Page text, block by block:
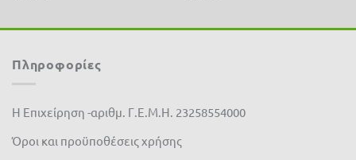
Πληροφορίες
Η Επιχείρηση -αριθμ. Γ.Ε.Μ.Η. 23258554000
Όροι και προϋποθέσεις χρήσης